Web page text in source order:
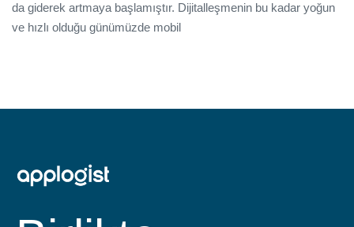
da giderek artmaya başlamıştır. Dijitalleşmenin bu kadar yoğun
ve hızlı olduğu günümüzde mobil